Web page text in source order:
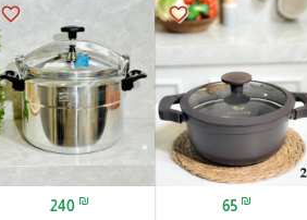
favorite_border
65 ₪
favorite_border
240 ₪